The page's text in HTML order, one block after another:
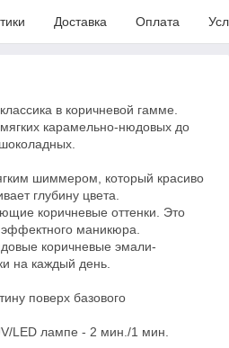
Доставка Оплата
в коричневой гамме.
карамельно-нюдовых до
шиммером, который красиво
глубину цвета.
коричневые оттенки. Это
маникюра.
коричневые эмали-
на каждый день.
поверх базового
LED лампе - 2 мин./1 мин.